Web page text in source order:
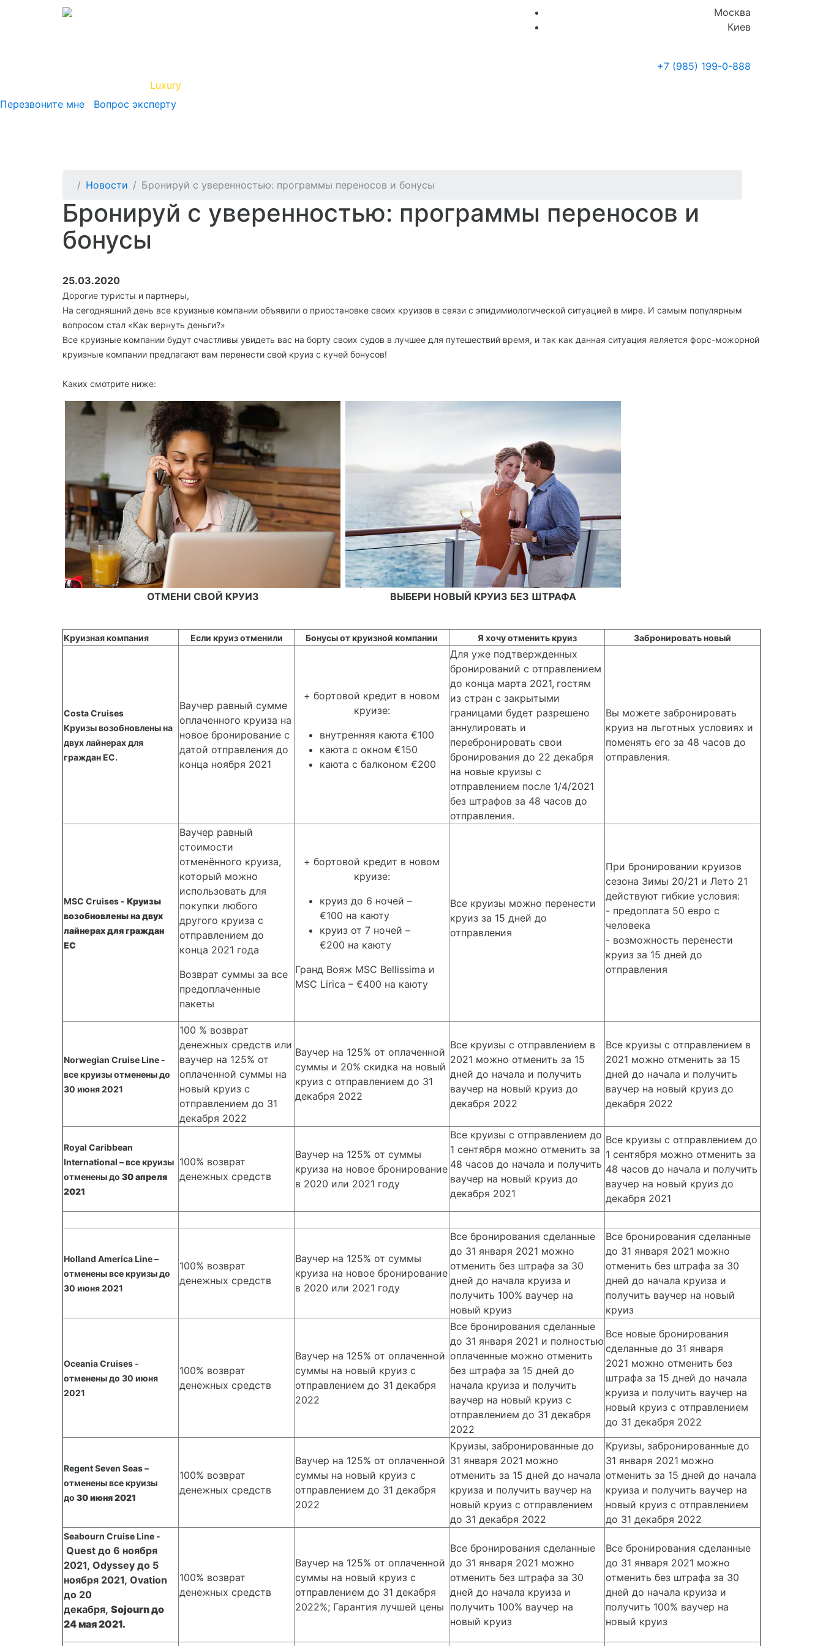
Москва
Киев
+7 (985) 199-0-888
Luxury
Перезвоните мне
Вопрос эксперту
Новости Бронируй с уверенностью: программы переносов и бонусы
Бронируй с уверенностью: программы переносов и
бонусы
25.03.2020
Дорогие туристы и партнеры,
На сегодняшний день все круизные компании объявили о приостановке своих круизов в связи с эпидимиологической ситуацией в мире. И самым популярным
вопросом стал «Как вернуть деньги?»
Все круизные компании будут счастливы увидеть вас на борту своих судов в лучшее для путешествий время, и так как данная ситуация является форс-можорной
круизные компании предлагают вам перенести свой круиз с кучей бонусов!
Каких смотрите ниже:
ОТМЕНИ СВОЙ КРУИЗ ВЫБЕРИ НОВЫЙ КРУИЗ БЕЗ ШТРАФА
Круизная компания Если круиз отменили Бонусы от круизной компании Я хочу отменить круиз Забронировать новый
Costa Cruises
Круизы возобновлены на
двух лайнерах для
граждан EC.
Ваучер равный сумме
оплаченного круиза на
новое бронирование с
датой отправления до
конца ноября 2021
+ бортовой кредит в новом
круизе:
внутренняя каюта €100
каюта с окном €150
каюта с балконом €200
Для уже подтвержденных
бронирований с отправлением
до конца марта 2021, гостям
из стран с закрытыми
границами будет разрешено
аннулировать и
перебронировать свои
бронирования до 22 декабря
на новые круизы с
отправлением после 1/4/2021
без штрафов за 48 часов до
отправления.
Вы можете забронировать
круиз на льготных условиях и
поменять его за 48 часов до
отправления.
MSC Cruises - Круизы
возобновлены на двух
лайнерах для граждан
EC
Ваучер равный
стоимости
отменённого круиза,
который можно
использовать для
покупки любого
другого круиза с
отправлением до
конца 2021 года
Возврат суммы за все
предоплаченные
пакеты
+ бортовой кредит в новом
круизе:
круиз до 6 ночей –
€100 на каюту
круиз от 7 ночей –
€200 на каюту
Гранд Вояж MSC Bellissima и
MSC Lirica – €400 на каюту
Все круизы можно перенести
круиз за 15 дней до
отправления
При бронировании круизов
сезона Зимы 20/21 и Лето 21
действуют гибкие условия:
- предоплата 50 евро с
человека
- возможность перенести
круиз за 15 дней до
отправления
Norwegian Cruise Line -
все круизы отменены до
30 июня 2021
100 % возврат
денежных средств или
ваучер на 125% от
оплаченной суммы на
новый круиз с
отправлением до 31
декабря 2022
Ваучер на 125% от оплаченной
суммы и 20% скидка на новый
круиз с отправлением до 31
декабря 2022
Все круизы с отправлением в
2021 можно отменить за 15
дней до начала и получить
ваучер на новый круиз до
декабря 2022
Все круизы с отправлением в
2021 можно отменить за 15
дней до начала и получить
ваучер на новый круиз до
декабря 2022
Royal Caribbean
International – все круизы
отменены до 30 апреля
2021
100% возврат
денежных средств
Ваучер на 125% от суммы
круиза на новое бронирование
в 2020 или 2021 году
Все круизы с отправлением до
1 сентября можно отменить за
48 часов до начала и получить
ваучер на новый круиз до
декабря 2021
Все круизы с отправлением до
1 сентября можно отменить за
48 часов до начала и получить
ваучер на новый круиз до
декабря 2021
Holland America Line –
отменены все круизы до
30 июня 2021
100% возврат
денежных средств
Ваучер на 125% от суммы
круиза на новое бронирование
в 2020 или 2021 году
Все бронирования сделанные
до 31 января 2021 можно
отменить без штрафа за 30
дней до начала круиза и
получить 100% ваучер на
новый круиз
Все бронирования сделанные
до 31 января 2021 можно
отменить без штрафа за 30
дней до начала круиза и
получить ваучер на новый
круиз
Oceania Cruises -
отменены до 30 июня
2021
100% возврат
денежных средств
Ваучер на 125% от оплаченной
суммы на новый круиз с
отправлением до 31 декабря
2022
Все бронирования сделанные
до 31 января 2021 и полностью
оплаченные можно отменить
без штрафа за 15 дней до
начала круиза и получить
ваучер на новый круиз с
отправлением до 31 декабря
2022
Все новые бронирования
сделанные до 31 января
2021 можно отменить без
штрафа за 15 дней до начала
круиза и получить ваучер на
новый круиз с отправлением
до 31 декабря 2022
Regent Seven Seas –
отменены все круизы
до 30 июня 2021
100% возврат
денежных средств
Ваучер на 125% от оплаченной
суммы на новый круиз с
отправлением до 31 декабря
2022
Круизы, забронированные до
31 января 2021 можно
отменить за 15 дней до начала
круиза и получить ваучер на
новый круиз с отправлением
до 31 декабря 2022
Круизы, забронированные до
31 января 2021 можно
отменить за 15 дней до начала
круиза и получить ваучер на
новый круиз с отправлением
до 31 декабря 2022
Seabourn Cruise Line -
Quest до 6 ноября
2021, Odyssey до 5
ноября 2021, Ovation
до 20
декабря, Sojourn до
24 мая 2021.
100% возврат
денежных средств
Ваучер на 125% от оплаченной
суммы на новый круиз с
отправлением до 31 декабря
2022%; Гарантия лучшей цены
Все бронирования сделанные
до 31 января 2021 можно
отменить без штрафа за 30
дней до начала круиза и
получить 100% ваучер на
новый круиз
Все бронирования сделанные
до 31 января 2021 можно
отменить без штрафа за 30
дней до начала круиза и
получить 100% ваучер на
новый круиз